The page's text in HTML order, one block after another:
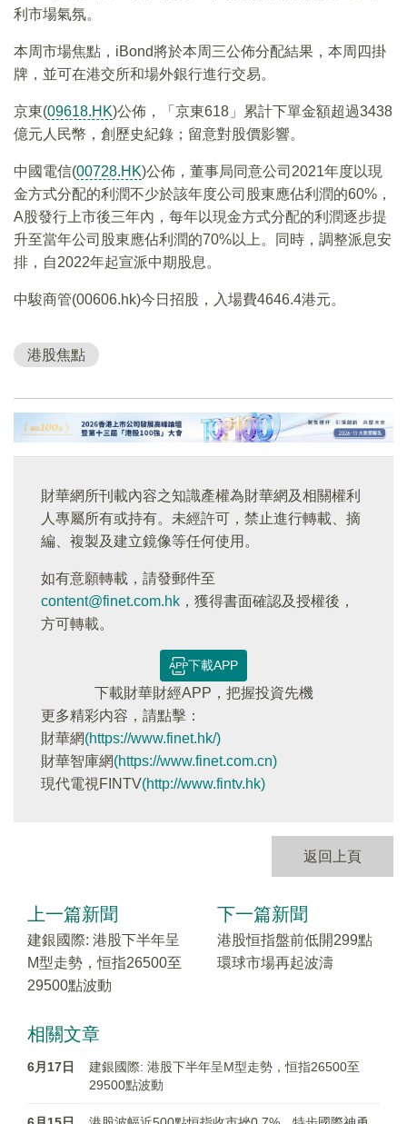
利市場氣氛。
本周市場焦點，iBond將於本周三公佈分配結果，本周四掛
牌，並可在港交所和場外銀行進行交易。
京東(09618.HK)公佈，「京東618」累計下單金額超過3438
億元人民幣，創歷史紀錄；留意對股價影響。
中國電信(00728.HK)公佈，董事局同意公司2021年度以現
金方式分配的利潤不少於該年度公司股東應佔利潤的60%，
A股發行上市後三年內，每年以現金方式分配的利潤逐步提
升至當年公司股東應佔利潤的70%以上。同時，調整派息安
排，自2022年起宣派中期股息。
中駿商管(00606.hk)今日招股，入場費4646.4港元。
港股焦點
財華網所刊載內容之知識產權為財華網及相關權利
人專屬所有或持有。未經許可，禁止進行轉載、摘
編、複製及建立鏡像等任何使用。
如有意願轉載，請發郵件至
content@finet.com.hk ，獲得書面確認及授權後，
方可轉載。
下載APP
下載財華財經APP，把握投資先機
更多精彩内容，請點擊：
財華網(https://www.finet.hk/)
財華智庫網(https://www.finet.com.cn)
現代電視FINTV(http://www.fintv.hk)
返回上頁
上一篇新聞
建銀國際: 港股下半年呈
M型走勢，恒指26500至
29500點波動
下一篇新聞
港股恒指盤前低開299點
環球市場再起波濤
相關文章
6月17日
建銀國際: 港股下半年呈M型走勢，恒指26500至
29500點波動